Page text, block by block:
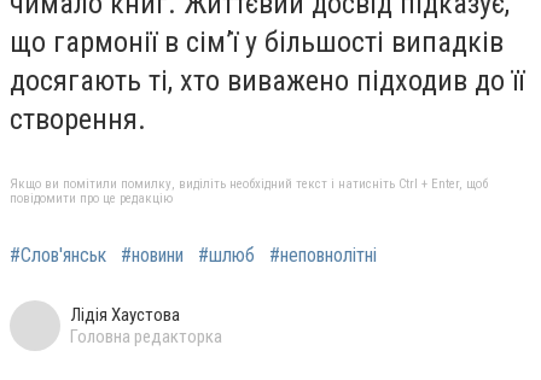
що гармонії в сім’ї у більшості випадків
досягають ті, хто виважено підходив до її
створення.
Якщо ви помітили помилку, виділіть необхідний текст і натисніть Ctrl + Enter, щоб
повідомити про це редакцію
#Слов'янськ #новини #шлюб #неповнолітні
Лідія Хаустова
Головна редакторка